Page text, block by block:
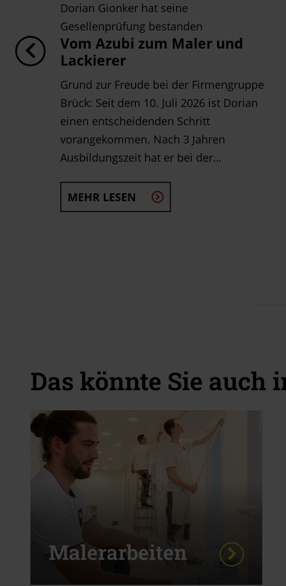
Dorian Gionker hat seine
Gesellenprüfung bestanden
Vom Azubi zum Maler und
Lackierer
Grund zur Freude bei der Firmengruppe
Brück: Seit dem 10. Juli 2026 ist Dorian
einen entscheidenden Schritt
vorangekommen. Nach 3 Jahren
Ausbildungszeit hat er bei der…
MEHR LESEN
Das könnte Sie auch
Malerarbeiten